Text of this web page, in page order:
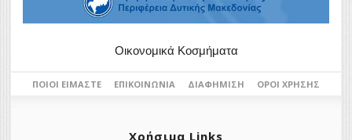
Οικονομικά Κοσμήματα
ΠΟΙΟΙ ΕΊΜΑΣΤΕ ΕΠΙΚΟΙΝΩΝΊΑ ΔΙΑΦΉΜΙΣΗ ΌΡΟΙ ΧΡΉΣΗΣ
Χρήσιμα Links